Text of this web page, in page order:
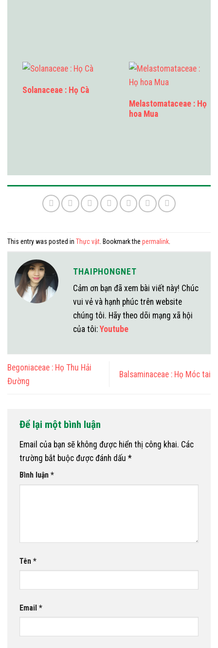
Solanaceae : Họ Cà
Melastomataceae : Họ
hoa Mua
This entry was posted in Thực vật. Bookmark the permalink.
THAIPHONGNET
Cảm ơn bạn đã xem bài viết này! Chúc
vui vẻ và hạnh phúc trên website
chúng tôi. Hãy theo dõi mạng xã hội
của tôi:Youtube
Begoniaceae : Họ Thu Hải
Đường
Balsaminaceae : Họ Móc tai
Để lại một bình luận
Email của bạn sẽ không được hiển thị công khai. Các
trường bắt buộc được đánh dấu *
Bình luận *
Tên *
Email *